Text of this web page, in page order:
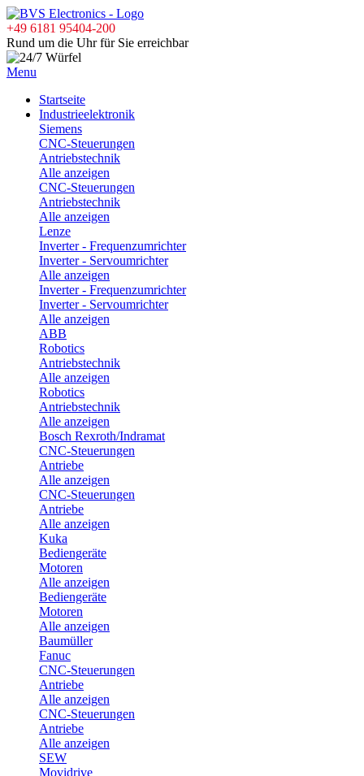
+49 6181 95404-200
Rund um die Uhr für Sie erreichbar
Menu
Startseite
Industrieelektronik
Siemens
CNC-Steuerungen
Antriebstechnik
Alle anzeigen
CNC-Steuerungen
Antriebstechnik
Alle anzeigen
Lenze
Inverter - Frequenzumrichter
Inverter - Servoumrichter
Alle anzeigen
Inverter - Frequenzumrichter
Inverter - Servoumrichter
Alle anzeigen
ABB
Robotics
Antriebstechnik
Alle anzeigen
Robotics
Antriebstechnik
Alle anzeigen
Bosch Rexroth/Indramat
CNC-Steuerungen
Antriebe
Alle anzeigen
CNC-Steuerungen
Antriebe
Alle anzeigen
Kuka
Bediengeräte
Motoren
Alle anzeigen
Bediengeräte
Motoren
Alle anzeigen
Baumüller
Fanuc
CNC-Steuerungen
Antriebe
Alle anzeigen
CNC-Steuerungen
Antriebe
Alle anzeigen
SEW
Movidrive